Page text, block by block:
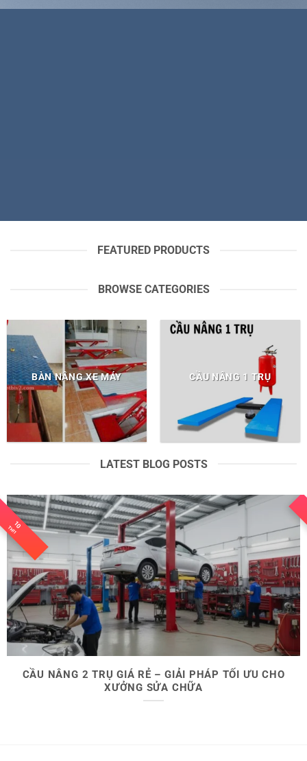
THIS SPRING
FEATURED PRODUCTS
BROWSE CATEGORIES
BÀN NÂNG XE MÁY CẦU NÂNG 1 TRỤ
LATEST BLOG POSTS
CẦU NÂNG 2 TRỤ GIÁ RẺ – GIẢI PHÁP TỐI ƯU CHO
XƯỞNG SỬA CHỮA
10
TH11